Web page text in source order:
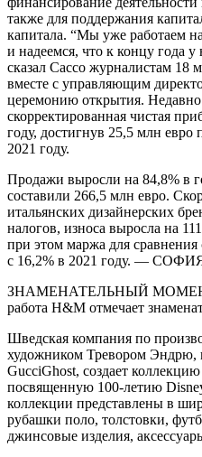
также для поддержания
капитала. “Мы уже работаем
и надеемся, что к концу года
сказал Сассо журналистам 18
вместе с управляющим
церемонию открытия.
скорректированная чистая
году, достигнув 25,5 млн
2021 году.
Продажи выросли на 84,8% в
составили 266,5 млн евро.
итальянских дизайнерских
налогов, износа выросла на
при этом маржа для
с 16,2% в 2021 году. —
ЗНАМЕНАТЕЛЬНЫЙ МОМЕНТ:
работа H&M отмечает
Шведская компания по
художником Тревором Эндрю,
GucciGhost, создает
посвященную 100-летию
коллекции представлены в
рубашки поло, толстовки,
джинсовые изделия,